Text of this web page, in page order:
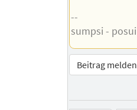
--
sumpsi -
Beitrag melden